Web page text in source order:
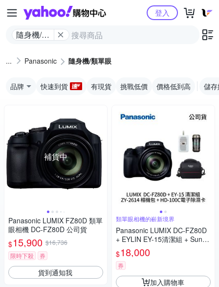
Yahoo購物中心
隨身機/類
登入
Panasonic 隨身機/類單眼
品牌 快速到貨 有現貨 挑戰低價 價格低到高 儲
補貨中
Panasonic LUMIX FZ80D 類單
眼相機 DC-FZ80D 公司貨
$15,900 $16,736
限時下殺
券
貨到通知我
類單眼相機的嶄新境界
Panasonic LUMIX DC-FZ80D
+ EYLIN EY-15清潔組 + SunLi
ght ZY-2614相機包 + EirMai 銳
瑪 HD-100C電子除濕卡 FZ80
D (公司貨)
$18,000
券
加入購物車